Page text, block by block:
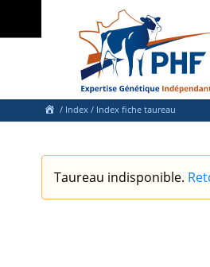
/ Index / Index fiche taureau
Taureau indisponible.